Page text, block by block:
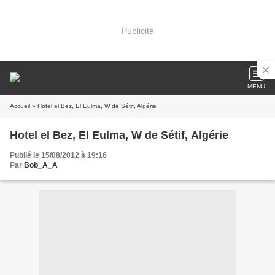
Publicité
MENU
Accueil » Hotel el Bez, El Eulma, W de Sétif, Algérie
Hotel el Bez, El Eulma, W de Sétif, Algérie
Publié le 15/08/2012 à 19:16
Par Bob_A_A